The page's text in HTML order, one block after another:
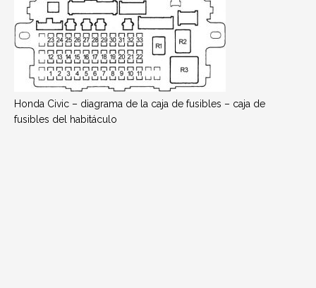
Honda Civic – diagrama de la caja de fusibles – caja de
fusibles del habitáculo